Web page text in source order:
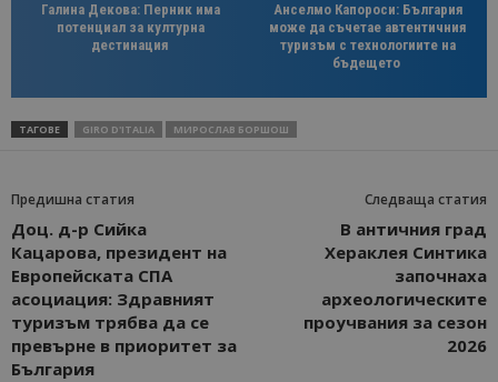
Галина Декова: Перник има
потенциал за културна
дестинация
Анселмо Капороси: България
може да съчетае автентичния
туризъм с технологиите на
бъдещето
ТАГОВЕ GIRO D'ITALIA МИРОСЛАВ БОРШОШ
Предишна статия
Доц. д-р Сийка
Кацарова, президент на
Европейската СПА
асоциация: Здравният
туризъм трябва да се
превърне в приоритет за
България
Следваща статия
В античния град
Хераклея Синтика
започнаха
археологическите
проучвания за сезон
2026